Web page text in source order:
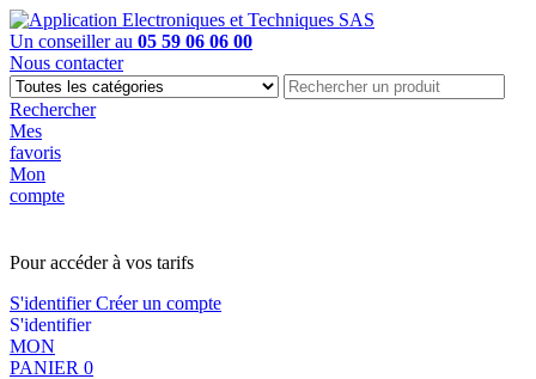
Un conseiller au 05 59 06 06 00
Nous contacter
Rechercher
Mes
favoris
Mon
compte
Pour accéder à vos tarifs
S'identifierCréer un compte
S'identifier
MON
PANIER 0